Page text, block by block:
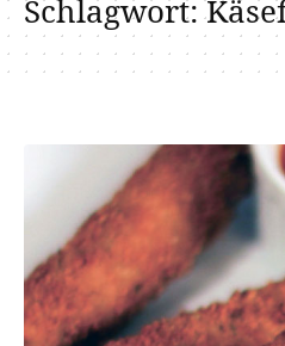
Schlagwort: